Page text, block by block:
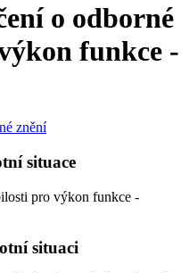
o odborné
funkce -
znění
situace
pro výkon funkce -
situaci